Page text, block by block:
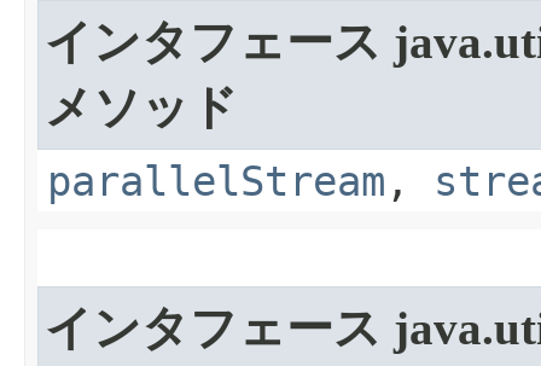
インタフェース
メソッド
parallelStream ,
インタフェース